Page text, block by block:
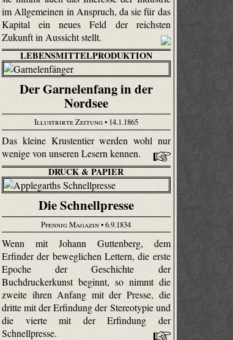
im Allgemeinen in Anspruch, da sie für das
Kapital ein neues Feld der reichsten
Zukunft in Aussicht stellt.
LEBENSMITTELPRODUKTION
Der Garnelenfang in der
Nordsee
Illustrirte Zeitung• 14.1.1865
Das kleine Krustentier werden wohl nur
wenige von unseren Lesern kennen.
DRUCK & PAPIER
Die Schnellpresse
Pfennig Magazin• 6.9.1834
Wenn mit Johann Guttenberg, dem
Erfinder der beweglichen Lettern, die erste
Epoche der Geschichte der
Buchdruckerkunst beginnt, so nimmt die
zweite ihren Anfang mit der Presse, die
dritte mit der Erfindung der Stereotypie und
die vierte mit der Erfindung der
Schnellpresse.